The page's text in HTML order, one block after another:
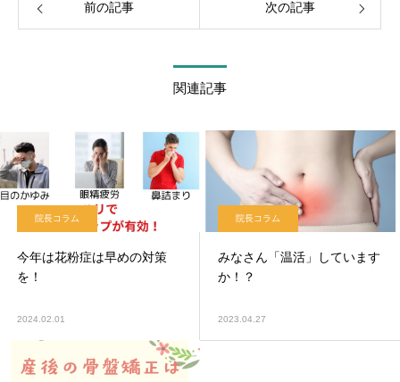
前の記事 次の記事
関連記事
院長コラム
今年は花粉症は早めの対策
を！
2024.02.01
院長コラム
みなさん「温活」しています
か！？
2023.04.27